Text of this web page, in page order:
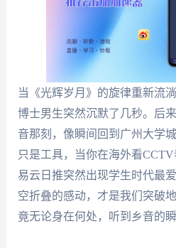
当《光辉岁月》的旋律重新流
博士男生突然沉默了几秒。后
音那刻，像瞬间回到广州大学
只是工具，当你在海外看
易云日推突然出现学生时代最
空折叠的感动，才是我们突破
竟无论身在何处，听到乡音的